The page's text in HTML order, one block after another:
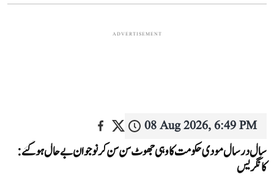
ADVERTISEMENT
08 Aug 2026, 6:49 PM
سال در سال مودی حکومت کا وہی جھوٹ سن سن کر نوجوان بے حال ہو گئے:
کانگریس